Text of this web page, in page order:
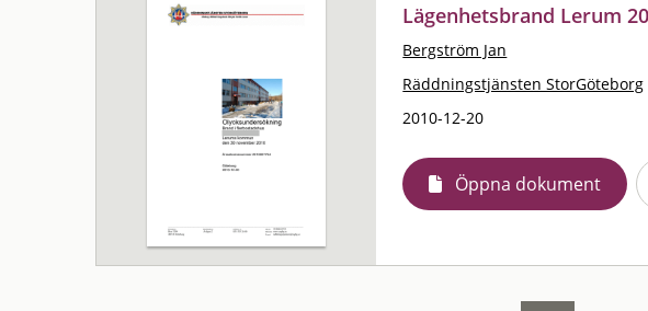
Lägenhetsbrand Lerum
Bergström Jan
Räddningstjänsten StorGöteborg
2010-12-20
Öppna dokument